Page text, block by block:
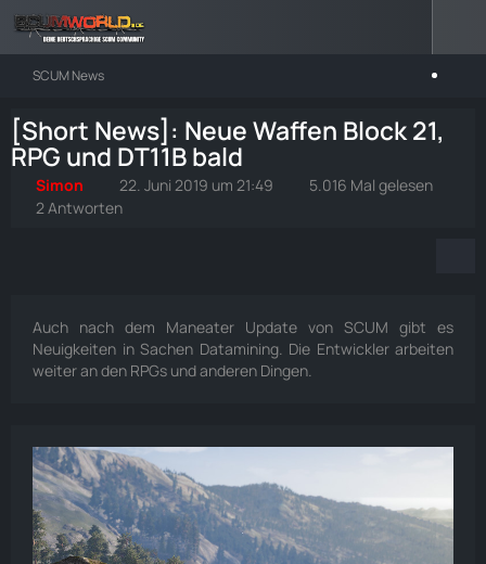
SCUM News
[Short News]: Neue Waffen Block 21,
RPG und DT11B bald
Simon 22. Juni 2019 um 21:49
5.016 Mal gelesen
2 Antworten
Auch nach dem Maneater Update von SCUM gibt es
Neuigkeiten in Sachen Datamining. Die Entwickler arbeiten
weiter an den RPGs und anderen Dingen.